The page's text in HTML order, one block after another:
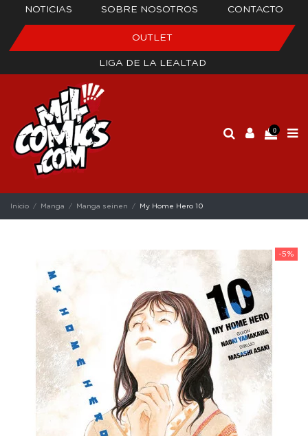
NOTICIAS SOBRE NOSOTROS CONTACTO
OUTLET
LIGA DE LA LEALTAD
0
Inicio Manga Manga seinen My Home Hero 10
-5%